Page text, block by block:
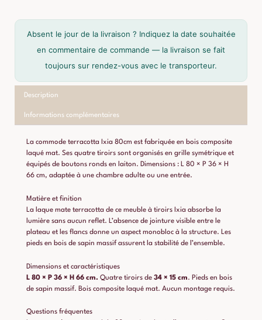
Absent le jour de la livraison ? Indiquez la date souhaitée
en commentaire de commande — la livraison se fait
toujours sur rendez-vous avec le transporteur.
Description
Informations complémentaires
La commode terracotta Ixia 80cm est fabriquée en bois composite
laqué mat. Ses quatre tiroirs sont organisés en grille symétrique et
équipés de boutons ronds en laiton. Dimensions : L 80 × P 36 × H
66 cm, adaptée à une chambre adulte ou une entrée.
Matière et finition
La laque mate terracotta de ce meuble à tiroirs Ixia absorbe la
lumière sans aucun reflet. L’absence de jointure visible entre le
plateau et les flancs donne un aspect monobloc à la structure. Les
pieds en bois de sapin massif assurent la stabilité de l’ensemble.
Dimensions et caractéristiques
L 80 × P 36 × H 66 cm. Quatre tiroirs de 34 × 15 cm. Pieds en bois
de sapin massif. Bois composite laqué mat. Aucun montage requis.
Questions fréquentes